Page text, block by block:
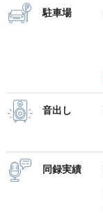
駐車場
音出し
同録実績